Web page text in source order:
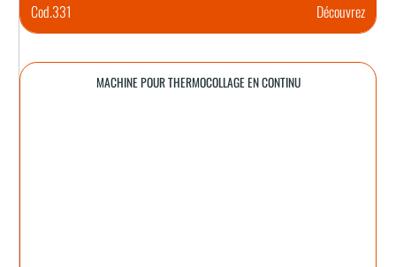
Cod.331 Découvrez
MACHINE POUR THERMOCOLLAGE EN CONTINU